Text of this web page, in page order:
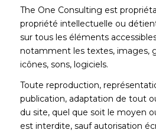
The One Consulting est
propriété intellectuelle ou
sur tous les éléments
notamment les textes, images,
icônes, sons, logiciels.
Toute reproduction,
publication, adaptation de tout
du site, quel que soit le moyen
est interdite, sauf autorisation